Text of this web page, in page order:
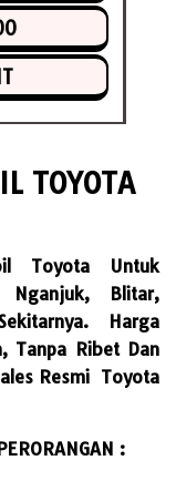
TOYOTA
Toyota Untuk
Nganjuk, Blitar,
Harga
Tanpa Ribet Dan
Resmi Toyota
: